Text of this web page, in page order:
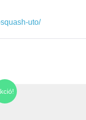
uto/